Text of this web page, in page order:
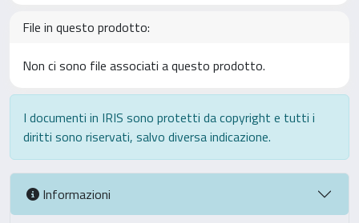
File in questo prodotto:
Non ci sono file associati a questo prodotto.
I documenti in IRIS sono protetti da copyright e tutti i
diritti sono riservati, salvo diversa indicazione.
Informazioni